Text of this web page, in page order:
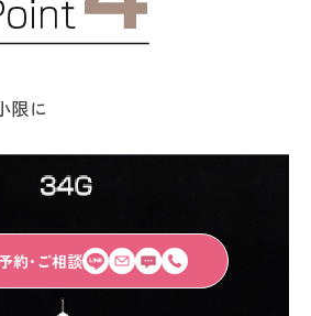
限に
約･ご相談